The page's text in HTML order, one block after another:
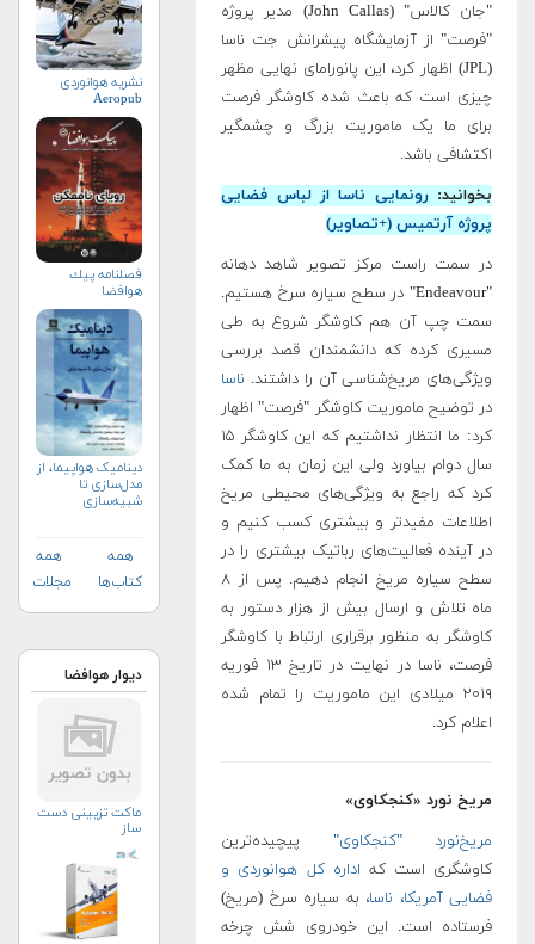
"جان کالاس" (John Callas) مدیر پروژه
"فرصت" از آزمایشگاه پیشرانش جت ناسا
(JPL) اظهار کرد، این پانورامای نهایی مظهر
چیزی است که باعث شده کاوشگر فرصت
برای ما یک ماموریت بزرگ و چشمگیر
اکتشافی باشد.
بخوانید:رونمایی ناسا از لباس فضایی
پروژه آرتمیس (+تصاویر)
در سمت راست مرکز تصویر شاهد دهانه
"Endeavour" در سطح سیاره سرخ هستیم.
سمت چپ آن هم کاوشگر شروع به طی
مسیری کرده که دانشمندان قصد بررسی
ویژگی‌های ‌مریخ‌شناسی آن را داشتند. ناسا
در توضیح ماموریت کاوشگر "فرصت" اظهار
کرد: ما انتظار نداشتیم که این کاوشگر ۱۵
سال دوام بیاورد ولی این زمان به ما کمک
کرد که راجع به ویژگی‌های محیطی مریخ
اطلاعات مفیدتر و بیشتری کسب کنیم و
در آینده فعالیت‌های رباتیک بیشتری را در
سطح سیاره مریخ انجام دهیم. پس از ۸
ماه تلاش و ارسال بیش از هزار دستور به
کاوشگر به منظور برقراری ارتباط با کاوشگر
فرصت، ناسا در نهایت در تاریخ ۱۳ فوریه
۲۰۱۹ میلادی این ماموریت را تمام شده
اعلام کرد.
مریخ نورد «کنجکاوی»
مریخ‌نورد "کنجکاوی" پیچیده‌ترین
کاوشگری است که اداره کل هوانوردی و
فضایی آمریکا، ناسا، به سیاره سرخ (مریخ)
فرستاده است. این خودروی شش چرخه
نشریه هوانوردی
Aeropub
فصلنامه پيك
هوافضا
دینامیک هواپیما، از
مدل‌سازی تا
شبیه‌سازی
همه
کتاب‌ها
همه
مجلات
دیوار هوافضا
ماکت تزیینی دست
ساز